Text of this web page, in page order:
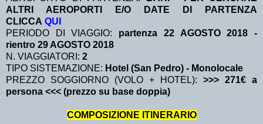
ALTRI AEROPORTI E/O DATE DI PARTENZA
CLICCA QUI
PERIODO DI VIAGGIO: partenza 22 AGOSTO 2018-
rientro 29 AGOSTO 2018
N. VIAGGIATORI: 2
TIPO SISTEMAZIONE: Hotel (San Pedro) - Monolocale
PREZZO SOGGIORNO (VOLO + HOTEL): >>> 271€ a
persona <<< (prezzo su base doppia)
COMPOSIZIONE ITINERARIO